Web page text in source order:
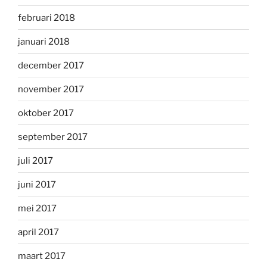
februari 2018
januari 2018
december 2017
november 2017
oktober 2017
september 2017
juli 2017
juni 2017
mei 2017
april 2017
maart 2017